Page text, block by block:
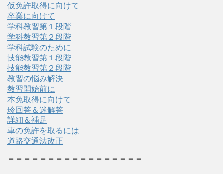
仮免許取得に向けて
卒業に向けて
学科教習第１段階
学科教習第２段階
学科試験のために
技能教習第１段階
技能教習第２段階
教習の悩み解決
教習開始前に
本免取得に向けて
珍回答＆迷解答
詳細＆補足
車の免許を取るには
道路交通法改正
＝＝＝＝＝＝＝＝＝＝＝＝＝＝＝＝＝